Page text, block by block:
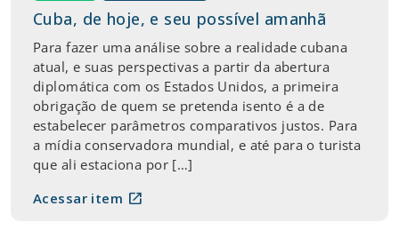
Cuba, de hoje, e seu possível amanhã
Para fazer uma análise sobre a realidade cubana
atual, e suas perspectivas a partir da abertura
diplomática com os Estados Unidos, a primeira
obrigação de quem se pretenda isento é a de
estabelecer parâmetros comparativos justos. Para
a mídia conservadora mundial, e até para o turista
que ali estaciona por […]
Acessar item open_in_new